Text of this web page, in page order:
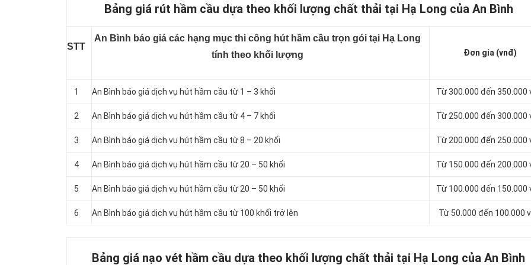
Bảng giá rút hầm cầu dựa theo khối lượng chất thải tại Hạ Long của An Bình
STT
An Bình báo giá các hạng mục thi công hút hầm cầu trọn gói tại Hạ Long
tính theo khối lượng
Đơn gia (vnđ)
1 An Bình báo giá dịch vụ hút hầm cầu từ 1 – 3 khối Từ 300.000 đến 350.000
2 An Bình báo giá dịch vụ hút hầm cầu từ 4 – 7 khối Từ 250.000 đến 300.000
3 An Bình báo giá dịch vụ hút hầm cầu từ 8 – 20 khối Từ 200.000 đến 250.000
4 An Bình báo giá dịch vụ hút hầm cầu từ 20 – 50 khối Từ 150.000 đến 200.000
5 An Bình báo giá dịch vụ hút hầm cầu từ 20 – 50 khối Từ 100.000 đến 150.000
6 An Bình báo giá dịch vụ hút hầm cầu từ 100 khối trở lên Từ 50.000 đến 100.000
Bảng giá nạo vét hầm cầu dựa theo khối lượng chất thải tại Hạ Long của An Bình